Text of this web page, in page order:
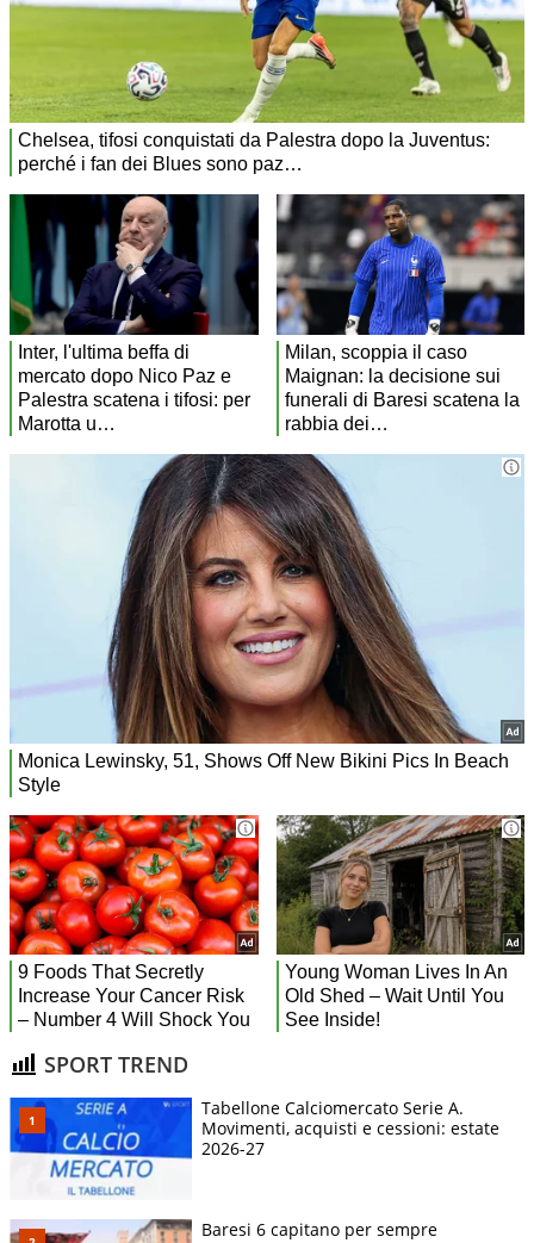
SPORT TREND
Tabellone Calciomercato Serie A.
Movimenti, acquisti e cessioni: estate
2026-27
Baresi 6 capitano per sempre